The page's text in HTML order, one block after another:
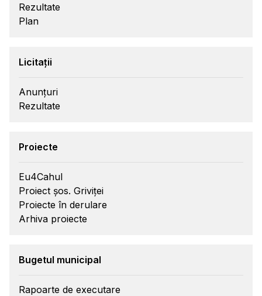
Rezultate
Plan
Licitații
Anunțuri
Rezultate
Proiecte
Eu4Cahul
Proiect șos. Griviței
Proiecte în derulare
Arhiva proiecte
Bugetul municipal
Rapoarte de executare